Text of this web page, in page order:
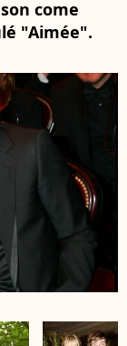
come
"Aimée".